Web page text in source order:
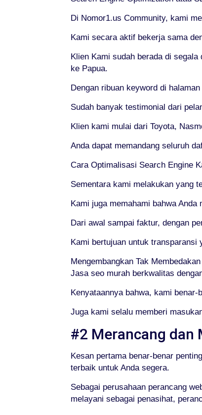
Di Nomor1.us Community, kami
Kami secara aktif bekerja sama
Klien Kami sudah berada di
ke Papua.
Dengan ribuan keyword di
Sudah banyak testimonial dari
Klien kami mulai dari Toyota,
Anda dapat memandang seluruh
Cara Optimalisasi Search Engine
Sementara kami melakukan yang
Kami juga memahami bahwa
Dari awal sampai faktur, dengan
Kami bertujuan untuk transparansi
Mengembangkan Tak
Jasa seo murah berkwalitas
Kenyataannya bahwa, kami
Juga kami selalu memberi
#2 Merancang dan
Kesan pertama benar-benar
terbaik untuk Anda segera.
Sebagai perusahaan perancang
melayani sebagai penasihat,